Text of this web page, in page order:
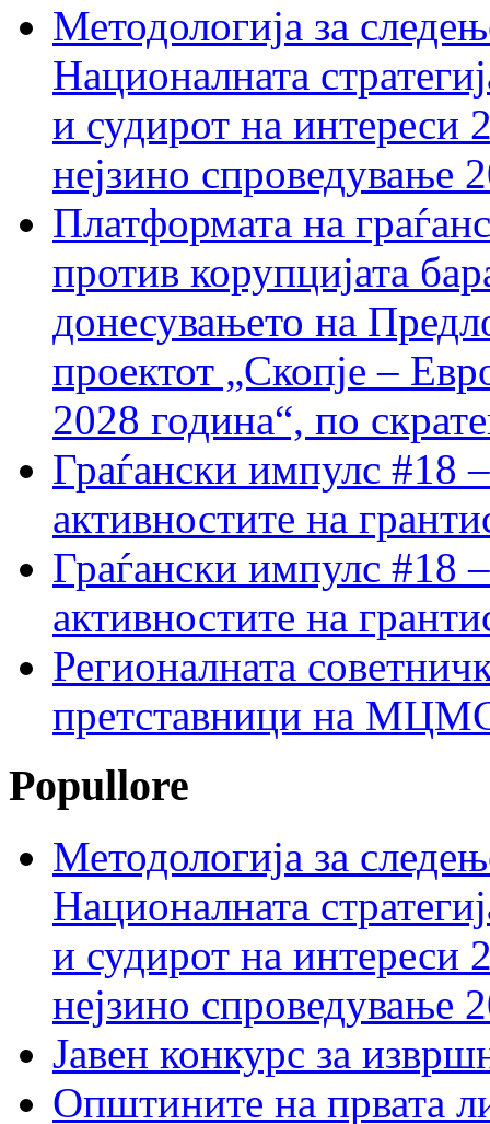
Методологија за
Националната
и судирот на интереси
нејзино спроведување
Платформата на
против корупцијата
донесувањето на
проектот „Скопје –
2028 година“, по
Граѓански импулс #18
активностите на
Граѓански импулс #18
активностите на
Регионалната
претставници на МЦМС
Popullore
Методологија за
Националната
и судирот на интереси
нејзино спроведување
Јавен конкурс за
Општините на првата